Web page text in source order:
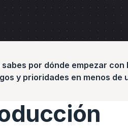
sabes por dónde empezar
y prioridades en menos de